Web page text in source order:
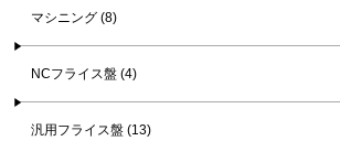
マシニング (8)
NCフライス盤 (4)
汎用フライス盤 (13)